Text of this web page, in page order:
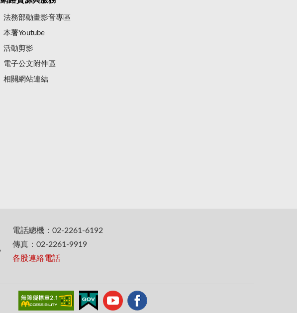
法務部動畫影音專區
本署Youtube
活動剪影
電子公文附件區
相關網站連結
電話總機：02-2261-6192
傳真：02-2261-9919
各股連絡電話